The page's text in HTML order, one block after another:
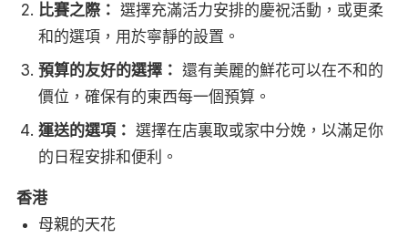
比賽之際： 選擇充滿活力安排的慶祝活動，或更柔
和的選項，用於寧靜的設置。
預算的友好的選擇： 還有美麗的鮮花可以在不和的
價位，確保有的東西每一個預算。
運送的選項： 選擇在店裏取或家中分娩，以滿足你
的日程安排和便利。
香港
母親的天花